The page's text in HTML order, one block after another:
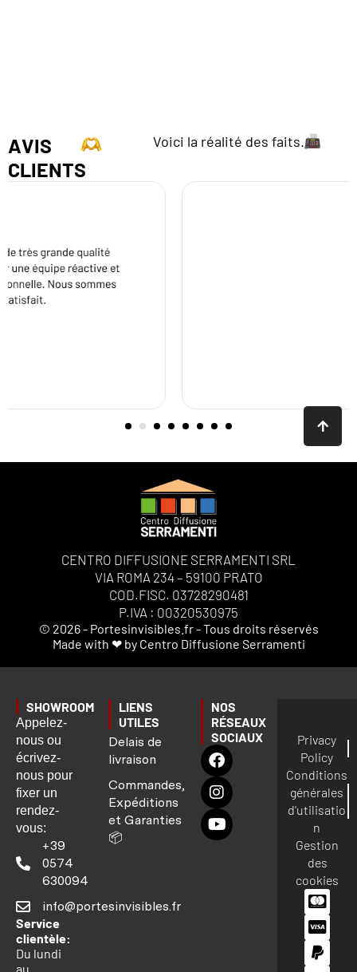
AVIS
CLIENTS
Voici la réalité des faits.
CENTRO DIFFUSIONE SERRAMENTI SRL
VIA ROMA 234 – 59100 PRATO
COD.FISC. 03728290481
P.IVA : 00320530975
© 2026 - Portesinvisibles.fr - Tous droits réservés
Made with ❤ by Centro Diffusione Serramenti
SHOWROOM
Appelez-
nous ou
écrivez-
nous pour
fixer un
rendez-
vous:
+39
0574
630094
info@portesinvisibles.fr
Service
clientèle:
Du lundi
au
LIENS
UTILES
Delais de
livraison
Commandes,
Expéditions
et Garanties
📦
NOS
RÉSEAUX
SOCIAUX
Privacy
Policy
Conditions
générales
d'utilisatio
n
Gestion
des
cookies